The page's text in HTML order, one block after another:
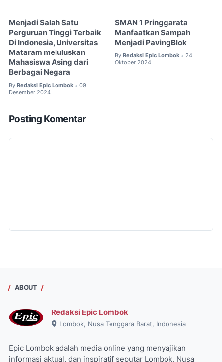
Menjadi Salah Satu
Perguruan Tinggi Terbaik
Di Indonesia, Universitas
Mataram meluluskan
Mahasiswa Asing dari
Berbagai Negara
By Redaksi Epic Lombok • 09
Desember 2024
SMAN 1 Pringgarata
Manfaatkan Sampah
Menjadi PavingBlok
By Redaksi Epic Lombok • 24
Oktober 2024
Posting Komentar
ABOUT
Redaksi Epic Lombok
Lombok, Nusa Tenggara Barat, Indonesia
Epic Lombok adalah media online yang menyajikan
informasi aktual, dan inspiratif seputar Lombok, Nusa